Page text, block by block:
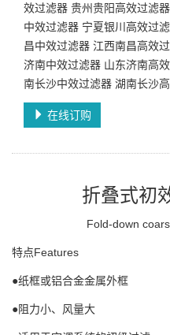
效过滤器 贵州贵阳高效过滤
中效过滤器 宁夏银川高效过
昌中效过滤器 江西南昌高效
济南中效过滤器 山东济南高
南长沙中效过滤器 湖南长沙
在线订购
折叠式初
Fold-down
特点Features
●纸框或铝合金金属外框
●阻力小、风量大